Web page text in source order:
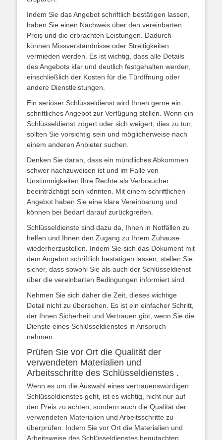
Indem Sie das Angebot schriftlich bestätigen lassen,
haben Sie einen Nachweis über den vereinbarten
Preis und die erbrachten Leistungen. Dadurch
können Missverständnisse oder Streitigkeiten
vermieden werden. Es ist wichtig, dass alle Details
des Angebots klar und deutlich festgehalten werden,
einschließlich der Kosten für die Türöffnung oder
andere Dienstleistungen.
Ein seriöser Schlüsseldienst wird Ihnen gerne ein
schriftliches Angebot zur Verfügung stellen. Wenn ein
Schlüsseldienst zögert oder sich weigert, dies zu tun,
sollten Sie vorsichtig sein und möglicherweise nach
einem anderen Anbieter suchen.
Denken Sie daran, dass ein mündliches Abkommen
schwer nachzuweisen ist und im Falle von
Unstimmigkeiten Ihre Rechte als Verbraucher
beeinträchtigt sein könnten. Mit einem schriftlichen
Angebot haben Sie eine klare Vereinbarung und
können bei Bedarf darauf zurückgreifen.
Schlüsseldienste sind dazu da, Ihnen in Notfällen zu
helfen und Ihnen den Zugang zu Ihrem Zuhause
wiederherzustellen. Indem Sie sich das Dokument mit
dem Angebot schriftlich bestätigen lassen, stellen Sie
sicher, dass sowohl Sie als auch der Schlüsseldienst
über die vereinbarten Bedingungen informiert sind.
Nehmen Sie sich daher die Zeit, dieses wichtige
Detail nicht zu übersehen. Es ist ein einfacher Schritt,
der Ihnen Sicherheit und Vertrauen gibt, wenn Sie die
Dienste eines Schlüsseldienstes in Anspruch
nehmen.
Prüfen Sie vor Ort die Qualität der
verwendeten Materialien und
Arbeitsschritte des Schlüsseldienstes .
Wenn es um die Auswahl eines vertrauenswürdigen
Schlüsseldienstes geht, ist es wichtig, nicht nur auf
den Preis zu achten, sondern auch die Qualität der
verwendeten Materialien und Arbeitsschritte zu
überprüfen. Indem Sie vor Ort die Materialien und
Arbeitsweise des Schlüsseldienstes begutachten,